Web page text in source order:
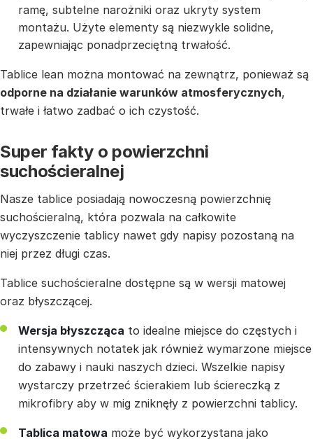
ramę, subtelne narożniki oraz ukryty system
montażu. Użyte elementy są niezwykle solidne,
zapewniając ponadprzeciętną trwałość.
Tablice lean można montować na zewnątrz, ponieważ są
odporne na działanie warunków atmosferycznych,
trwałe i łatwo zadbać o ich czystość.
Super fakty o powierzchni
suchościeralnej
Nasze tablice posiadają nowoczesną powierzchnię
suchościeralną, która pozwala na całkowite
wyczyszczenie tablicy nawet gdy napisy pozostaną na
niej przez długi czas.
Tablice suchościeralne dostępne są w wersji matowej
oraz błyszczącej.
Wersja błyszcząca to idealne miejsce do częstych i
intensywnych notatek jak również wymarzone miejsce
do zabawy i nauki naszych dzieci. Wszelkie napisy
wystarczy przetrzeć ścierakiem lub ściereczką z
mikrofibry aby w mig zniknęły z powierzchni tablicy.
Tablica matowa może być wykorzystana jako